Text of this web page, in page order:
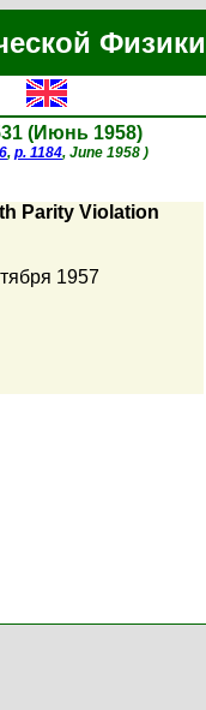
Физики
(Июнь 1958)
, p. 1184, June 1958 )
Parity Violation
1957